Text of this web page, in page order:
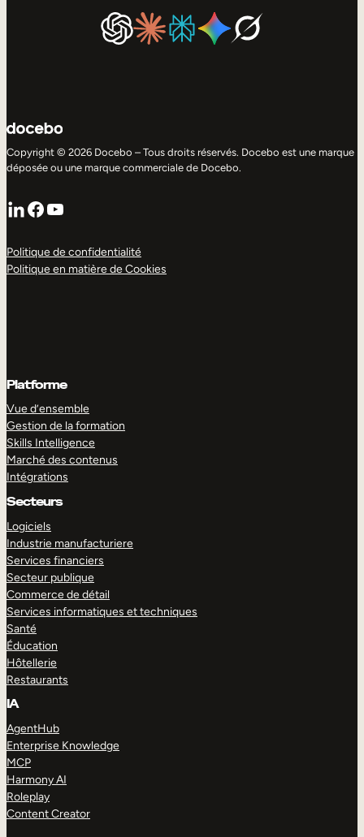
Copyright © 2026 Docebo – Tous droits réservés. Docebo est une marque
déposée ou une marque commerciale de Docebo.
LinkedIn
Facebook
YouTube
Politique de confidentialité
Politique en matière de Cookies
Platforme
Vue d’ensemble
Gestion de la formation
Skills Intelligence
Marché des contenus
Intégrations
Secteurs
Logiciels
Industrie manufacturiere
Services financiers
Secteur publique
Commerce de détail
Services informatiques et techniques
Santé
Éducation
Hôtellerie
Restaurants
IA
AgentHub
Enterprise Knowledge
MCP
Harmony AI
Roleplay
Content Creator